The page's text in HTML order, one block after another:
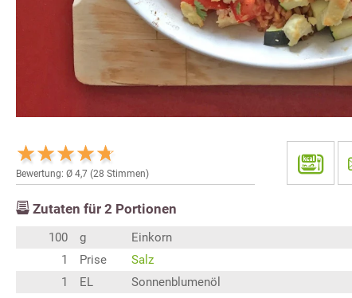
Bewertung: Ø 4,7 (28 Stimmen)
Zutaten für 2 Portionen
100 g
Einkorn
1
Prise
Salz
1
EL
Sonnenblumenöl